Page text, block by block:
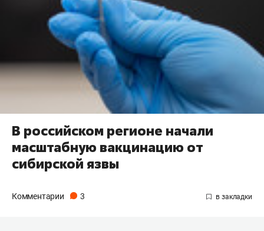
В российском регионе начали
масштабную вакцинацию от
сибирской язвы
Комментарии 3